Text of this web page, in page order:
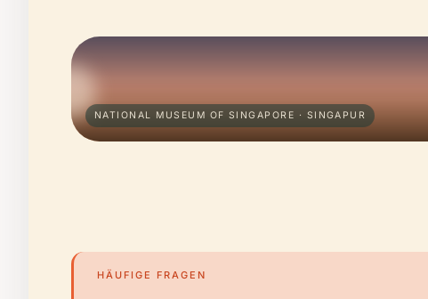
NATIONAL MUSEUM OF SINGAPORE · SINGAPUR
HÄUFIGE FRAGEN